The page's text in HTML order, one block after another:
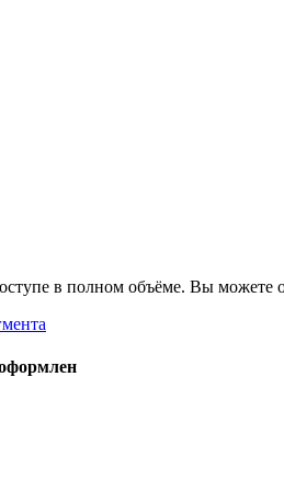
в полном объёме. Вы